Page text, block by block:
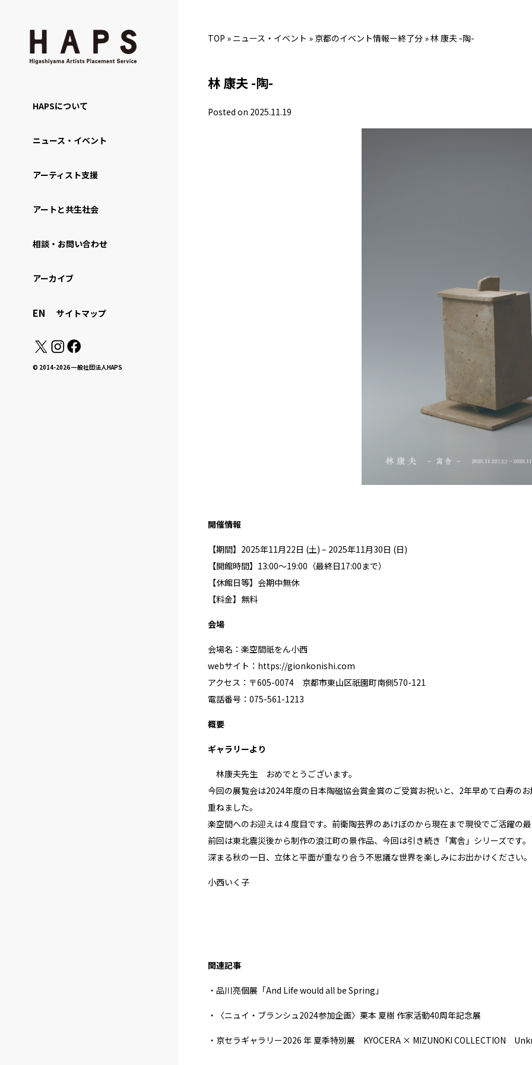
HAPSについて
ニュース・イベント
アーティスト支援
アートと共生社会
相談・お問い合わせ
アーカイブ
EN サイトマップ
© 2014-2026 一般社団法人HAPS
TOP » ニュース・イベント » 京都のイベント情報ー終了分 »林 康夫 -陶-
林 康夫 -陶-
Posted on 2025.11.19
開催情報
【期間】2025年11月22日 (土) – 2025年11月30日 (日)
【開館時間】13:00〜19:00（最終日17:00まで）
【休館日等】会期中無休
【料金】無料
会場
会場名：楽空間祇をん小西
webサイト： https://gionkonishi.com
アクセス：〒605-0074 京都市東山区祇園町南側570-121
電話番号：075-561-1213
概要
ギャラリーより
林康夫先生 おめでとうございます。
今回の展覧会は2024年度の日本陶磁協会賞金賞のご受賞お祝いと、2年早めて白寿の
重ねました。
楽空間へのお迎えは４度目です。前衛陶芸界のあけぼのから現在まで現役でご活躍の
前回は東北震災後から制作の浪江町の景作品、今回は引き続き「寓舎」シリーズです。
深まる秋の一日、立体と平面が重なり合う不思議な世界を楽しみにお出かけください。
小西いく子
関連記事
・品川亮個展「And Life would all be Spring」
・〈ニュイ・ブランシュ2024参加企画〉栗本 夏樹 作家活動40周年記念展
・京セラギャラリー2026 年 夏季特別展 KYOCERA × MIZUNOKI COLLECTION